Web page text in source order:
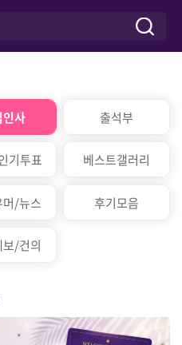
사 출석부
기투표 베스트갤러리
/뉴스 후기모음
/건의